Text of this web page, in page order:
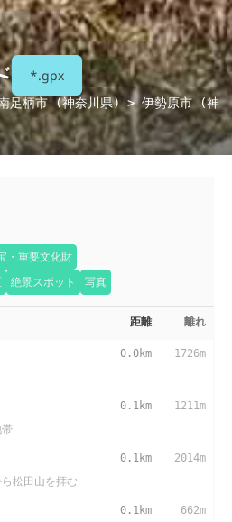
*.gpx
足柄市 (神奈川県) > 伊勢原市 (神
・重要文化財
絶景スポット 写真
距離 離れ
0.0km 1726m
0.1km 1211m
松田山を拝む
0.1km 2014m
0.1km 662m